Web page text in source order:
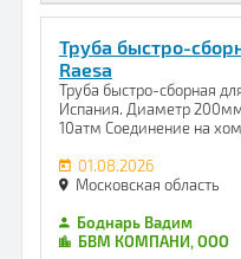
Труба быстро-
Raesa
Труба быстро-сборная
Испания. Диаметр
10атм Соединение на
01.08.2026
Московская область
Боднарь Вадим
БВМ КОМПАНИ, ООО